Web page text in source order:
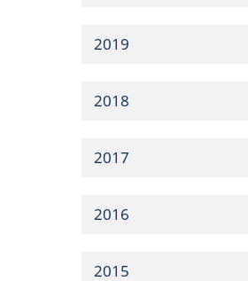
2019
2018
2017
2016
2015